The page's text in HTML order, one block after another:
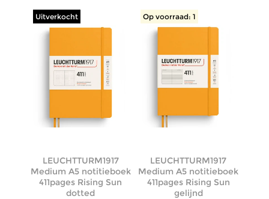
Uitverkocht
LEUCHTTURM1917
Medium A5 notitieboek
411pages Rising Sun
dotted
Op voorraad: 1
LEUCHTTURM1917
Medium A5 notitieboek
411pages Rising Sun
gelijnd